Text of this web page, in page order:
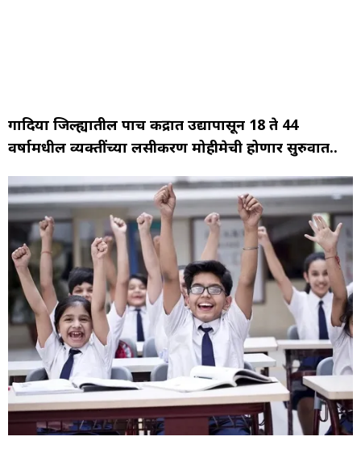
गोंदिया जिल्ह्यातील पाच केंद्रात उद्यापासून 18 ते 44
वर्षामधील व्यक्तींच्या लसीकरण मोहीमेची होणार सुरुवात..